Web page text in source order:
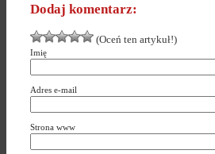
Dodaj komentarz:
(Oceń ten artykuł!)
Imię
Adres e-mail
Strona www